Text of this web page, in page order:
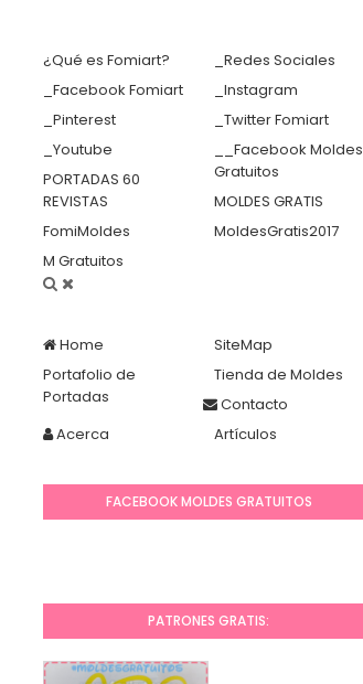
¿Qué es Fomiart?
_Redes Sociales
_Facebook Fomiart
_Instagram
_Pinterest
_Twitter Fomiart
_Youtube
__Facebook Moldes
Gratuitos
PORTADAS 60
REVISTAS
MOLDES GRATIS
FomiMoldes
MoldesGratis2017
M Gratuitos
Home
SiteMap
Portafolio de
Portadas
Tienda de Moldes
Contacto
Artículos
Acerca
FACEBOOK MOLDES GRATUITOS
PATRONES GRATIS: